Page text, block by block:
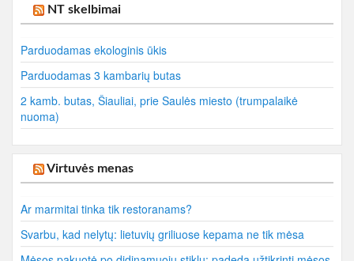
NT skelbimai
Parduodamas ekologinis ūkis
Parduodamas 3 kambarių butas
2 kamb. butas, Šiauliai, prie Saulės miesto (trumpalaikė
nuoma)
Virtuvės menas
Ar marmitai tinka tik restoranams?
Svarbu, kad nelytų: lietuvių griliuose kepama ne tik mėsa